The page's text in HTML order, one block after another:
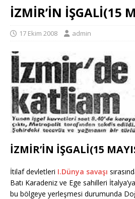
İZMİR’İN İŞGALİ(15
17 Ekim 2008 admin
İZMİR’İN İŞGALİ(15
İtilaf devletleri I.Dünya savaşı
Batı Karadeniz ve Ege sahilleri İtalya’ya
bu bölgeye yerleşmesi durumunda